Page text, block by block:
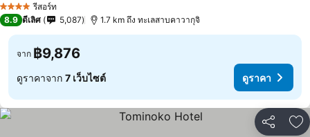
4 ดาว รีสอร์ท
8.9 ดีเลิศ 5,087 1.7 km ถึง ทะเลสาบคาวากุจิ
จาก ฿9,876
ดูราคาจาก 7 เว็บไซต์ ดูราคา
แชร์ เ